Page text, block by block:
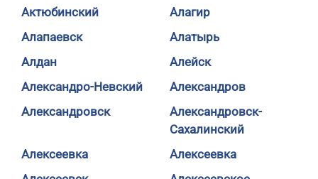
Актюбинский
Алагир
Алапаевск
Алатырь
Алдан
Алейск
Александро-Невский
Александров
Александровск
Александровск-
Сахалинский
Алексеевка
Алексеевка